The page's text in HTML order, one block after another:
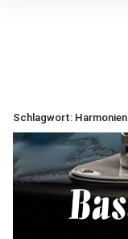
Schlagwort: Harmonien